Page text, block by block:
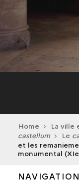
Home La ville
castellum
Le
et les
monumental
NAVIGATION